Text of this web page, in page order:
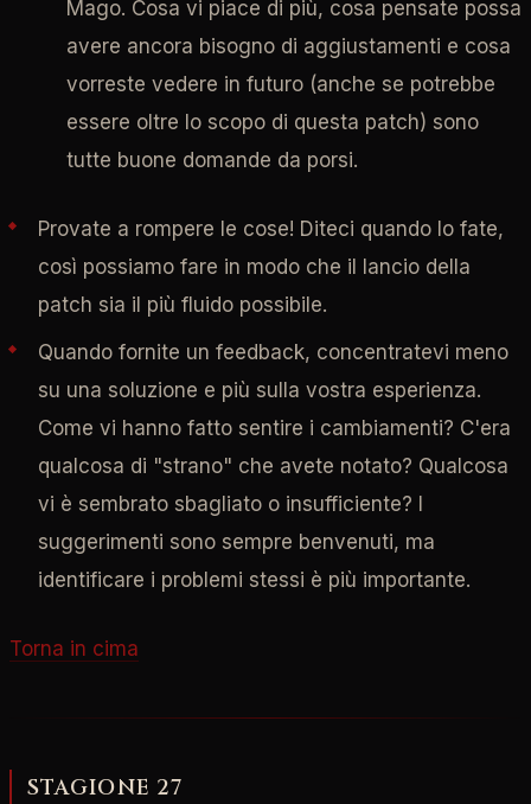
Mago. Cosa vi piace di più, cosa pensate possa
avere ancora bisogno di aggiustamenti e cosa
vorreste vedere in futuro (anche se potrebbe
essere oltre lo scopo di questa patch) sono
tutte buone domande da porsi.
Provate a rompere le cose! Diteci quando lo fate,
così possiamo fare in modo che il lancio della
patch sia il più fluido possibile.
Quando fornite un feedback, concentratevi meno
su una soluzione e più sulla vostra esperienza.
Come vi hanno fatto sentire i cambiamenti? C'era
qualcosa di "strano" che avete notato? Qualcosa
vi è sembrato sbagliato o insufficiente? I
suggerimenti sono sempre benvenuti, ma
identificare i problemi stessi è più importante.
Torna in cima
STAGIONE 27